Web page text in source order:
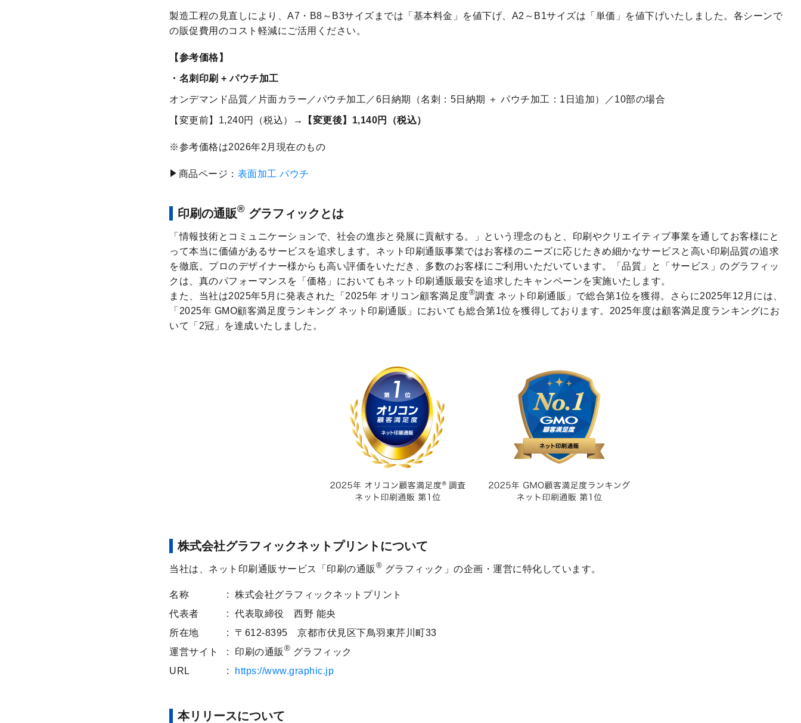
製造工程の見直しにより、A7・B8～B3サイズまでは「基本料金」を値下げ、A2～B1サイズは「単価」を値下げいたしました。各シーンで
の販促費用のコスト軽減にご活用ください。
【参考価格】
名刺印刷 + パウチ加工
オンデマンド品質／片面カラー／パウチ加工／6日納期（名刺：5日納期 ＋ パウチ加工：1日追加）／10部の場合
【変更前】1,240円（税込）→ 【変更後】1,140円（税込）
参考価格は2026年2月現在のもの
商品ページ： 表面加工 パウチ
印刷の通販® グラフィックとは
「情報技術とコミュニケーションで、社会の進歩と発展に貢献する。」という理念のもと、印刷やクリエイティブ事業を通してお客様にと
って本当に価値があるサービスを追求します。ネット印刷通販事業ではお客様のニーズに応じたきめ細かなサービスと高い印刷品質の追求
を徹底。プロのデザイナー様からも高い評価をいただき、多数のお客様にご利用いただいています。「品質」と「サービス」のグラフィッ
クは、真のパフォーマンスを「価格」においてもネット印刷通販最安を追求したキャンペーンを実施いたします。
また、当社は2025年5月に発表された「2025年 オリコン顧客満足度®調査 ネット印刷通販」で総合第1位を獲得。さらに2025年12月には、
「2025年 GMO顧客満足度ランキング ネット印刷通販」においても総合第1位を獲得しております。2025年度は顧客満足度ランキングにお
いて「2冠」を達成いたしました。
株式会社グラフィックネットプリントについて
当社は、ネット印刷通販サービス「印刷の通販 ® グラフィック」の企画・運営に特化しています。
名称
株式会社グラフィックネットプリント
代表者
代表取締役 西野 能央
所在地
〒612-8395 京都市伏見区下鳥羽東芹川町33
運営サイト
印刷の通販 ® グラフィック
URL
https://www.graphic.jp
本リリースについて